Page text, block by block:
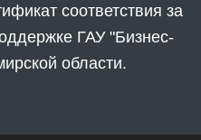
соответствия за
ГАУ "Бизнес-
области.